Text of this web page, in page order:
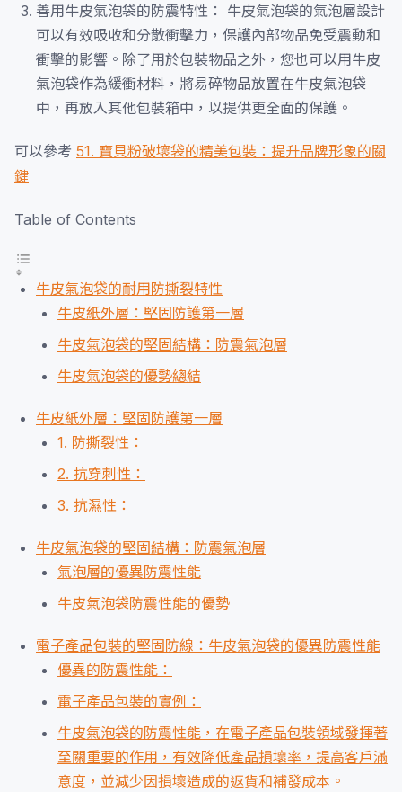
善用牛皮氣泡袋的防震特性： 牛皮氣泡袋的氣泡層設計
可以有效吸收和分散衝擊力，保護內部物品免受震動和
衝擊的影響。除了用於包裝物品之外，您也可以用牛皮
氣泡袋作為緩衝材料，將易碎物品放置在牛皮氣泡袋
中，再放入其他包裝箱中，以提供更全面的保護。
可以參考 51. 寶貝粉破壞袋的精美包裝：提升品牌形象的關
鍵
Table of Contents
牛皮氣泡袋的耐用防撕裂特性
牛皮紙外層：堅固防護第一層
牛皮氣泡袋的堅固結構：防震氣泡層
牛皮氣泡袋的優勢總結
牛皮紙外層：堅固防護第一層
1. 防撕裂性：
2. 抗穿刺性：
3. 抗濕性：
牛皮氣泡袋的堅固結構：防震氣泡層
氣泡層的優異防震性能
牛皮氣泡袋防震性能的優勢
電子產品包裝的堅固防線：牛皮氣泡袋的優異防震性能
優異的防震性能：
電子產品包裝的實例：
牛皮氣泡袋的防震性能，在電子產品包裝領域發揮著
至關重要的作用，有效降低產品損壞率，提高客戶滿
意度，並減少因損壞造成的返貨和補發成本。